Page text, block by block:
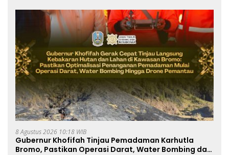
8 Agustus 2026 10:18 WIB
Gubernur Khofifah Tinjau Pemadaman Karhutla
Bromo, Pastikan Operasi Darat, Water Bombing dan